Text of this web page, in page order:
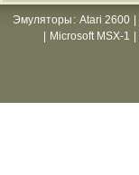
Эмуляторы : Atari 2600
Microsoft MSX-1